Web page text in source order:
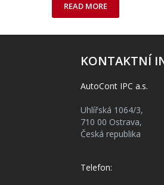
READ MORE
KONTAKTNÍ
AutoCont IPC a.s.
Uhlířská 1064/3,
710 00 Ostrava,
Česká republika
Telefon: